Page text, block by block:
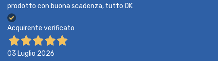
prodotto con buona scadenza, tutto OK
Acquirente verificato
03 Luglio 2026